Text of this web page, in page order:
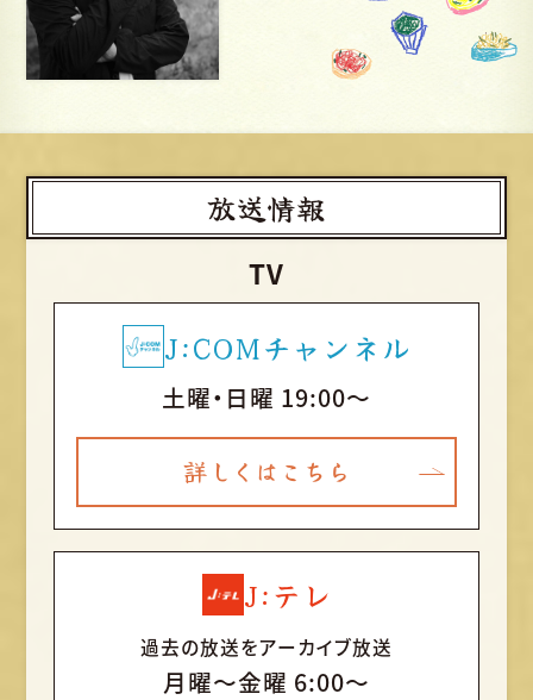
放送情報
TV
J:COMチャンネル
土曜・日曜 19:00～
詳しくはこちら
J:テレ
過去の放送をアーカイブ放送
月曜〜金曜 6:00～